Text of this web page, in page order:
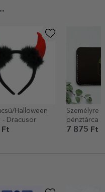
Halloween
- Dracusor
Ft
Személyre
pénztárca
Arany
7 875 Ft